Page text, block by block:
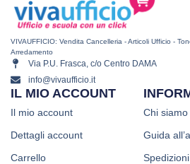
VIVAUFFICIO: Vendita Cancelleria - Articoli Ufficio -
Arredamento
Via P.U. Frasca, c/o Centro DAMA
info@vivaufficio.it
Chi siamo
Guida
IL MIO ACCOUNT
Il mio account
Dettagli account
Carrello